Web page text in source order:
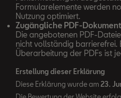
Formularelemente werden
Nutzung optimiert.
Zugängliche PDF-
Die angebotenen PDF-
nicht vollständig barrierefrei.
Überarbeitung der PDFs ist
Erstellung dieser Erklärung
Diese Erklärung wurde am 23.